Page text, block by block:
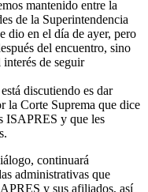
mantenido entre la
de la Superintendencia
dio en el día de ayer, pero
del encuentro, sino
interés de seguir
discutiendo es dar
Corte Suprema que dice
ISAPRES y que les
continuará
administrativas que
y sus afiliados, así